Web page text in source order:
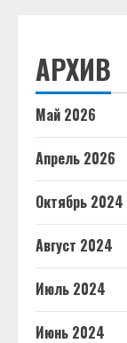
АРХИВ
Май 2026
Апрель 2026
Октябрь 2024
Август 2024
Июль 2024
Июнь 2024